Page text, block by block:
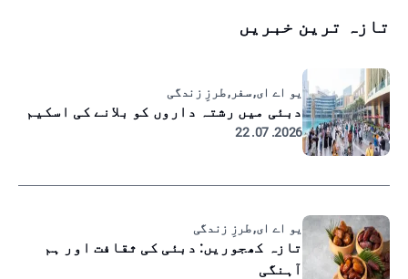
تازہ ترین خبریں
یو اے ای, سفر, طرزِ زندگی
دبئی میں رشتہ داروں کو بلانے کی اسکیم
2026. 07. 22
یو اے ای, طرزِ زندگی
تازہ کھجوریں: دبئی کی ثقافت اور ہم
آہنگی